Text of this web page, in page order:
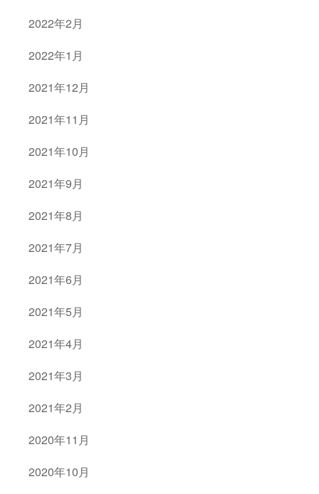
2022年2月
2022年1月
2021年12月
2021年11月
2021年10月
2021年9月
2021年8月
2021年7月
2021年6月
2021年5月
2021年4月
2021年3月
2021年2月
2020年11月
2020年10月